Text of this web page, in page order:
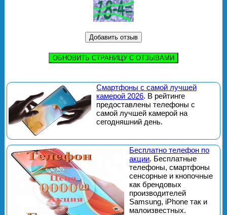
ОБНОВИТЬ СТРАНИЦУ С ОТЗЫВАМИ
Смартфоны с самой лучшей
камерой 2026. В рейтинге
предоставлены телефоны с
самой лучшей камерой на
сегодняшний день.
Бесплатно телефон по
акции. Бесплатные
телефоны, смартфоны
сенсорные и кнопочные
как брендовых
производителей
Samsung, iPhone так и
малоизвестных.